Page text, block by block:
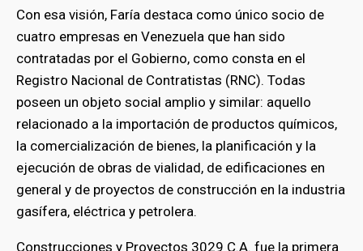
Con esa visión, Faría destaca como único socio de
cuatro empresas en Venezuela que han sido
contratadas por el Gobierno, como consta en el
Registro Nacional de Contratistas (RNC). Todas
poseen un objeto social amplio y similar: aquello
relacionado a la importación de productos químicos,
la comercialización de bienes, la planificación y la
ejecución de obras de vialidad, de edificaciones en
general y de proyectos de construcción en la industria
gasífera, eléctrica y petrolera.
Construcciones y Proyectos 3029 C.A. fue la primera